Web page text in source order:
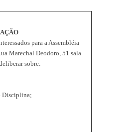
para a Assembléia
Marechal Deodoro, 51 sala
sobre:
Disciplina;